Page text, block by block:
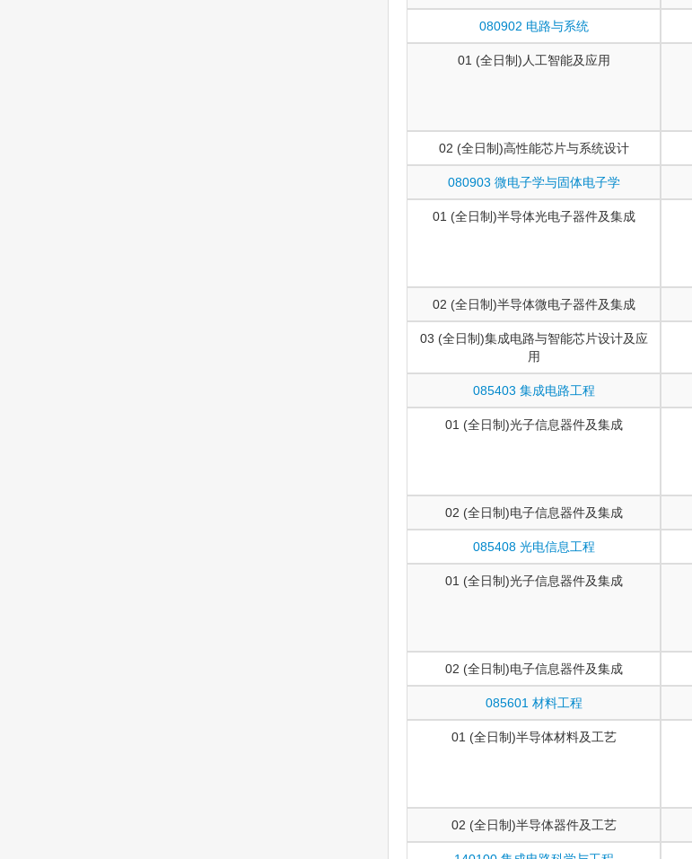
080902 电路与系统
01 (全日制)人工智能及应用
02 (全日制)高性能芯片与系统设计
080903 微电子学与固体电子学
01 (全日制)半导体光电子器件及集成
02 (全日制)半导体微电子器件及集成
03 (全日制)集成电路与智能芯片设计及应
用
085403 集成电路工程
01 (全日制)光子信息器件及集成
02 (全日制)电子信息器件及集成
085408 光电信息工程
01 (全日制)光子信息器件及集成
02 (全日制)电子信息器件及集成
085601 材料工程
01 (全日制)半导体材料及工艺
02 (全日制)半导体器件及工艺